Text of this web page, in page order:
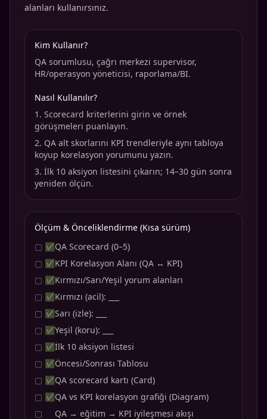
alanları kullanırsınız.
Kim Kullanır?
QA sorumlusu, çağrı merkezi supervisor,
HR/operasyon yöneticisi, raporlama/BI.
Nasıl Kullanılır?
Scorecard kriterlerini girin ve örnek
görüşmeleri puanlayın.
QA alt skorlarını KPI trendleriyle aynı tabloya
koyup korelasyon yorumunu yazın.
İlk 10 aksiyon listesini çıkarın; 14–30 gün sonra
yeniden ölçün.
Ölçüm & Önceliklendirme (Kısa sürüm)
▢ ✅QA Scorecard (0–5)
▢ ✅KPI Korelasyon Alanı (QA ↔ KPI)
▢ ✅Kırmızı/Sarı/Yeşil yorum alanları
▢ ✅Kırmızı (acil): ___
▢ ✅Sarı (izle): ___
▢ ✅Yeşil (koru): ___
▢ ✅İlk 10 aksiyon listesi
▢ ✅Öncesi/Sonrası Tablosu
▢ ✅QA scorecard kartı (Card)
▢ ✅QA vs KPI korelasyon grafiği (Diagram)
▢
QA → eğitim → KPI iyileşmesi akışı